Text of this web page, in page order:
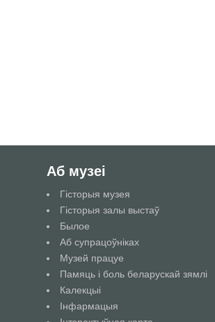
Аб музеі
Гісторыя музея
Гісторыя залы выстаў
Былое
Аб супрацоўніках
Музей працуе
Памяць і боль беларускай зямлі
Калекцыі
Інфармацыя